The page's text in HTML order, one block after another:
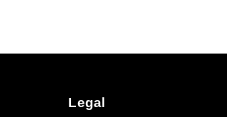
Legal